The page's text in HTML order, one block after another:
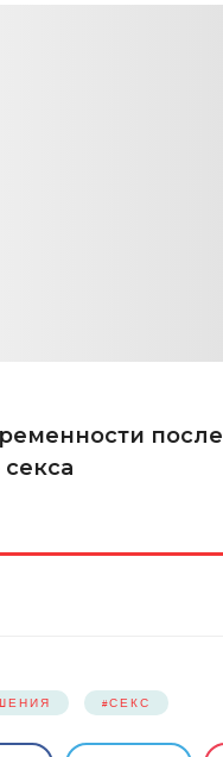
после
СЕКС